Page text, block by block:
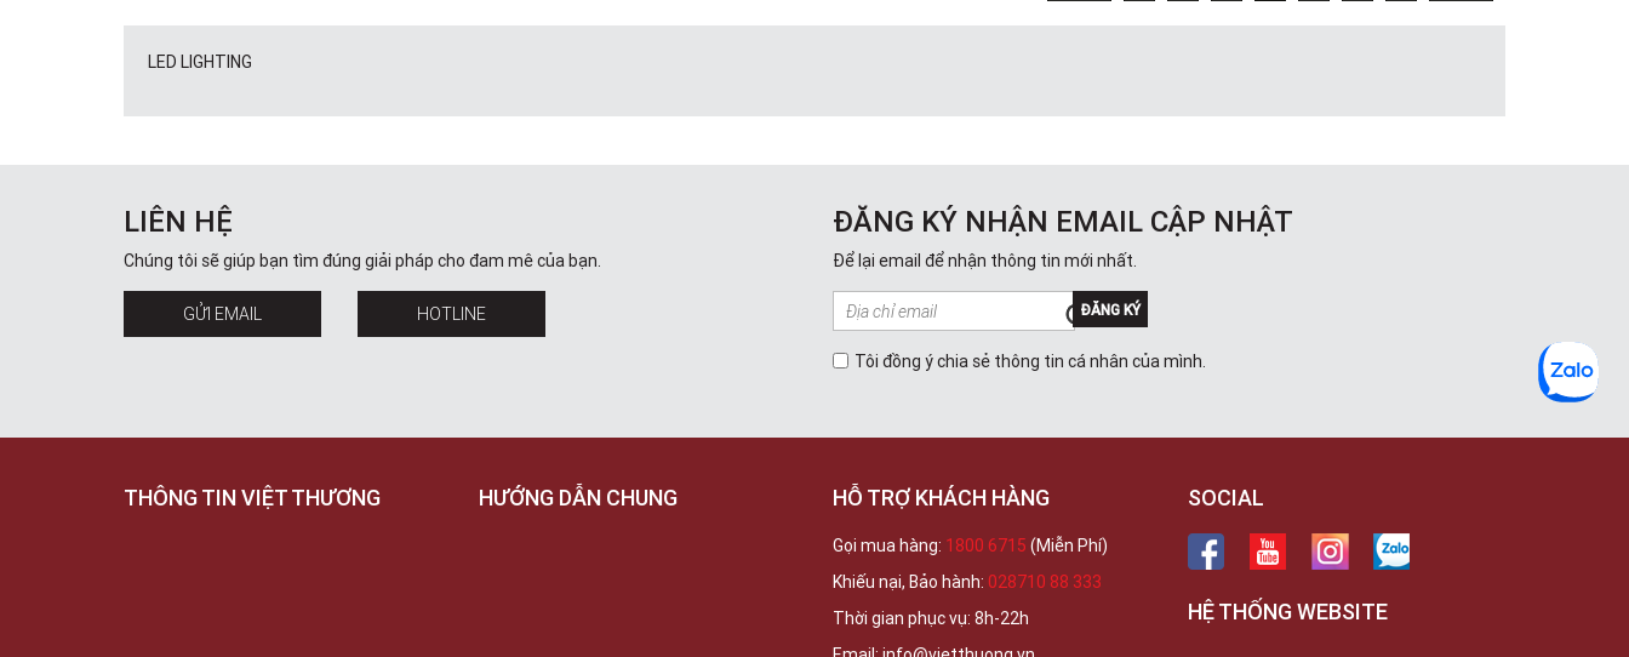
LED LIGHTING
LIÊN HỆ
Chúng tôi sẽ giúp bạn tìm đúng giải pháp cho đam mê của bạn.
GỬI EMAIL HOTLINE
ĐĂNG KÝ NHẬN EMAIL CẬP NHẬT
Để lại email để nhận thông tin mới nhất.
ĐĂNG KÝ
Tôi đồng ý chia sẻ thông tin cá nhân của mình.
THÔNG TIN VIỆT THƯƠNG HƯỚNG DẪN CHUNG HỖ TRỢ KHÁCH HÀNG
Gọi mua hàng: 1800 6715 (Miễn Phí)
Khiếu nại, Bảo hành: 028710 88 333
Thời gian phục vụ: 8h-22h
SOCIAL
HỆ THỐNG WEBSITE